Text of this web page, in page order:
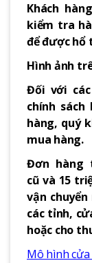
Khách
kiểm tra
để được
Hình ảnh
Đối với
chính
hàng, quý
mua hàng.
Đơn hàng
cũ và 15
vận
các tỉnh,
hoặc cho
Mô hình